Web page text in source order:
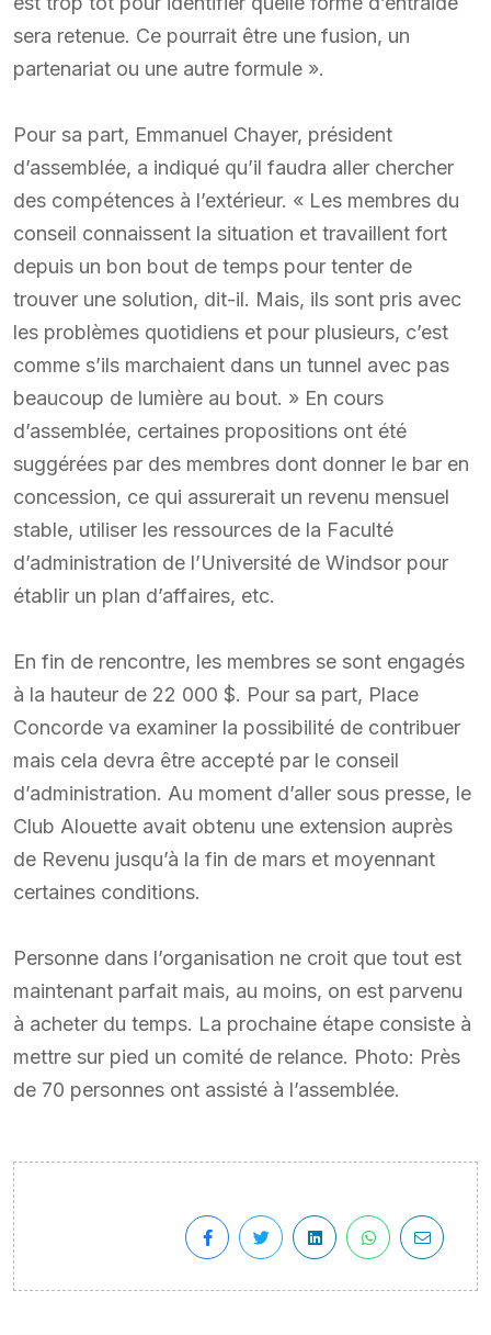
sera retenue. Ce pourrait être une fusion, un
partenariat ou une autre formule ».
Pour sa part, Emmanuel Chayer, président
d’assemblée, a indiqué qu’il faudra aller chercher
des compétences à l’extérieur. « Les membres du
conseil connaissent la situation et travaillent fort
depuis un bon bout de temps pour tenter de
trouver une solution, dit-il. Mais, ils sont pris avec
les problèmes quotidiens et pour plusieurs, c’est
comme s’ils marchaient dans un tunnel avec pas
beaucoup de lumière au bout. » En cours
d’assemblée, certaines propositions ont été
suggérées par des membres dont donner le bar en
concession, ce qui assurerait un revenu mensuel
stable, utiliser les ressources de la Faculté
d’administration de l’Université de Windsor pour
établir un plan d’affaires, etc.
En fin de rencontre, les membres se sont engagés
à la hauteur de 22 000 $. Pour sa part, Place
Concorde va examiner la possibilité de contribuer
mais cela devra être accepté par le conseil
d’administration. Au moment d’aller sous presse, le
Club Alouette avait obtenu une extension auprès
de Revenu jusqu’à la fin de mars et moyennant
certaines conditions.
Personne dans l’organisation ne croit que tout est
maintenant parfait mais, au moins, on est parvenu
à acheter du temps. La prochaine étape consiste à
mettre sur pied un comité de relance. Photo: Près
de 70 personnes ont assisté à l’assemblée.